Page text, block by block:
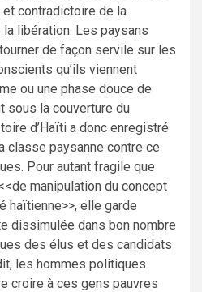
contradictoire de la
libération. Les paysans
de façon servile sur les
qu’ils viennent
ou une phase douce de
sous la couverture du
d’Haïti a donc enregistré
classe paysanne contre ce
Pour autant fragile que
manipulation du concept
haïtienne>>, elle garde
dissimulée dans bon nombre
des élus et des candidats
les hommes politiques
croire à ces gens pauvres